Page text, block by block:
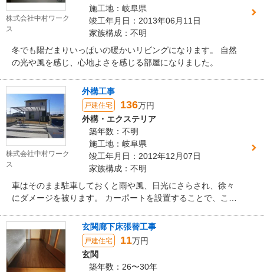
株式会社中村ワーク
ス
施工地：岐阜県
竣工年月日：2013年06月11日
家族構成：不明
冬でも陽だまりいっぱいの暖かいリビングになります。 自然
の光や風を感じ、心地よさを感じる部屋になりました。
株式会社中村ワーク
ス
外構工事
戸建住宅 136万円
外構・エクステリア
築年数：不明
施工地：岐阜県
竣工年月日：2012年12月07日
家族構成：不明
車はそのまま駐車しておくと雨や風、日光にさらされ、徐々
にダメージを被ります。 カーポートを設置することで、これ
トでシンプルに区切られた駐車スペースは、スタイリッシュ
なデザインになっています。
玄関廊下床張替工事
戸建住宅 11万円
玄関
築年数：26〜30年